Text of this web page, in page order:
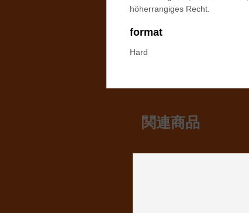
höherrangiges Recht.
format
Hard
関連商品